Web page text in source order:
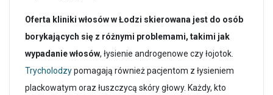
Oferta kliniki włosów w Łodzi skierowana jest do osób
borykających się z różnymi problemami, takimi jak
wypadanie włosów, łysienie androgenowe czy łojotok.
Trycholodzypomagają również pacjentom z łysieniem
plackowatym oraz łuszczycą skóry głowy. Każdy, kto